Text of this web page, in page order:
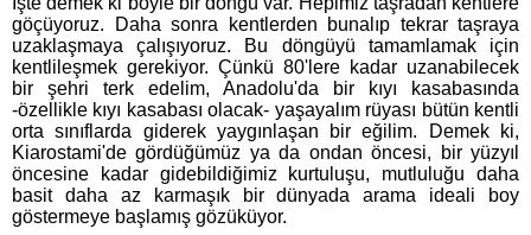
göçüyoruz. Daha sonra kentlerden bunalıp tekrar taşraya
uzaklaşmaya çalışıyoruz. Bu döngüyü tamamlamak için
kentlileşmek gerekiyor. Çünkü 80'lere kadar uzanabilecek
bir şehri terk edelim, Anadolu'da bir kıyı kasabasında
-özellikle kıyı kasabası olacak- yaşayalım rüyası bütün kentli
orta sınıflarda giderek yaygınlaşan bir eğilim. Demek ki,
Kiarostami'de gördüğümüz ya da ondan öncesi, bir yüzyıl
öncesine kadar gidebildiğimiz kurtuluşu, mutluluğu daha
basit daha az karmaşık bir dünyada arama ideali boy
göstermeye başlamış gözüküyor.